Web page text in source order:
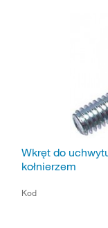
Wkręt do
kołnierzem
Kod